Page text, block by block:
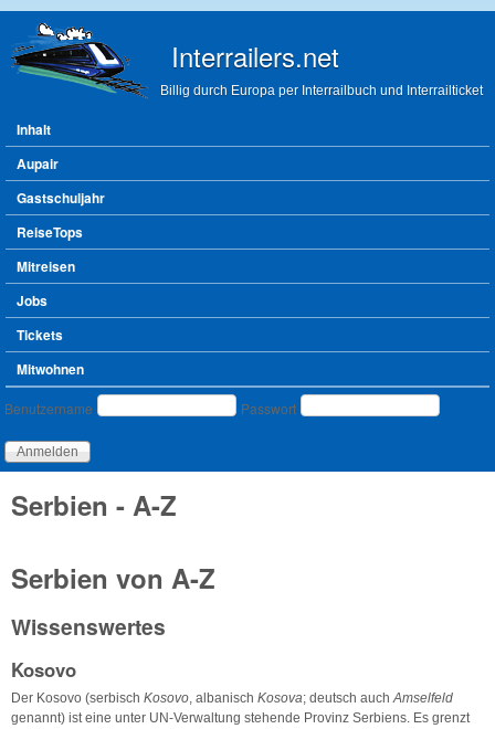
Interrailers.net
Billig durch Europa per Interrailbuch und Interrailticket
Hauptmenü
Inhalt
Aupair
Gastschuljahr
ReiseTops
Mitreisen
Jobs
Tickets
Mitwohnen
Benutzeranmeldung
Benutzername Passwort
Serbien - A-Z
Serbien von A-Z
Wissenswertes
Kosovo
Der Kosovo (serbisch Kosovo, albanisch Kosova; deutsch auchAmselfeld
genannt) ist eine unter UN-Verwaltung stehende Provinz Serbiens. Es grenzt